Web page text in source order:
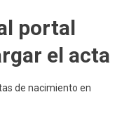
portal
el acta
de nacimiento en